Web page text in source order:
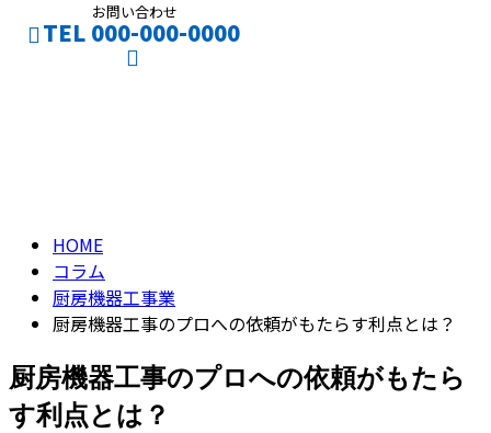
お問い合わせ
TEL 000-000-0000
HOME
コラム
厨房機器工事業
厨房機器工事のプロへの依頼がもたらす利点とは？
厨房機器工事のプロへの依頼がもたら
す利点とは？